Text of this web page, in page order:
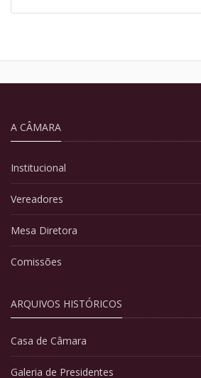
A CÂMARA
Institucional
Vereadores
Mesa Diretora
Comissões
ARQUIVOS HISTÓRICOS
Casa de Câmara
Galeria de Presidentes